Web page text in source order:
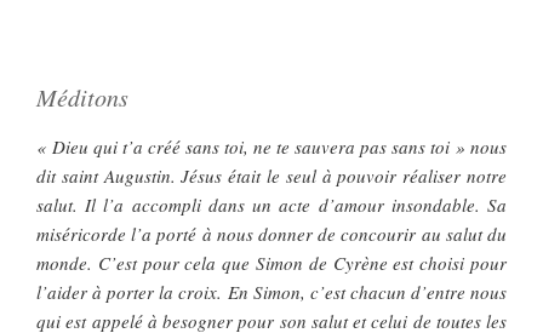
Méditons
« Dieu qui t’a créé sans toi, ne te sauvera pas sans toi » nous
dit saint Augustin. Jésus était le seul à pouvoir réaliser notre
salut. Il l’a accompli dans un acte d’amour insondable. Sa
miséricorde l’a porté à nous donner de concourir au salut du
monde. C’est pour cela que Simon de Cyrène est choisi pour
l’aider à porter la croix. En Simon, c’est chacun d’entre nous
qui est appelé à besogner pour son salut et celui de toutes les